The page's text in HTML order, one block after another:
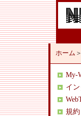
ホーム ＞
My-
イ
規